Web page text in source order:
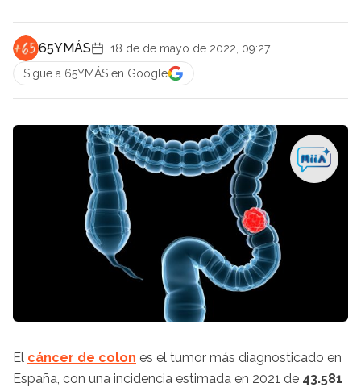
65YMÁS
18 de de mayo de 2022, 09:27
Sigue a 65YMÁS en Google
El cáncer de colon es el tumor más diagnosticado en
España, con una incidencia estimada en 2021 de 43.581